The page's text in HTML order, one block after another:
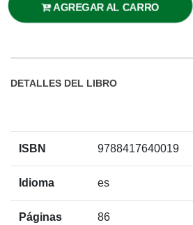
AGREGAR AL CARRO
DETALLES DEL LIBRO
ISBN 9788417640019
Idioma es
Páginas 86